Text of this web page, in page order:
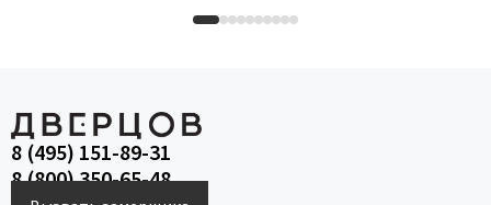
8 (495) 151-89-31
8 (800) 350-65-48